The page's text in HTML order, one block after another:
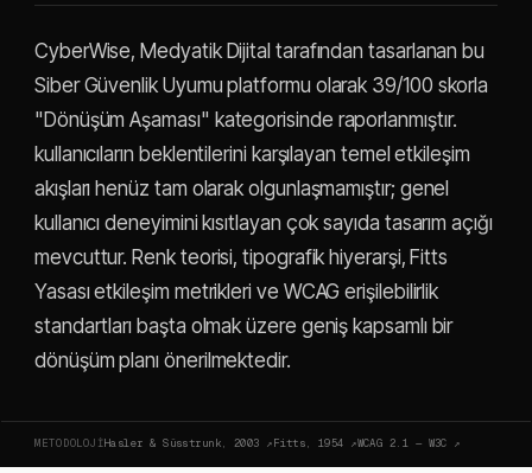
CyberWise, Medyatik Dijital tarafından tasarlanan bu
Siber Güvenlik Uyumu platformu olarak 39/100 skorla
"Dönüşüm Aşaması" kategorisinde raporlanmıştır.
kullanıcıların beklentilerini karşılayan temel etkileşim
akışları henüz tam olarak olgunlaşmamıştır; genel
kullanıcı deneyimini kısıtlayan çok sayıda tasarım açığı
mevcuttur. Renk teorisi, tipografik hiyerarşi, Fitts
Yasası etkileşim metrikleri ve WCAG erişilebilirlik
standartları başta olmak üzere geniş kapsamlı bir
dönüşüm planı önerilmektedir.
METODOLOJIHasler & Süsstrunk, 2003 ↗Fitts, 1954 ↗WCAG 2.1 — W3C ↗